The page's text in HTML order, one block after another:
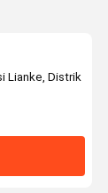
Lianke, Distrik